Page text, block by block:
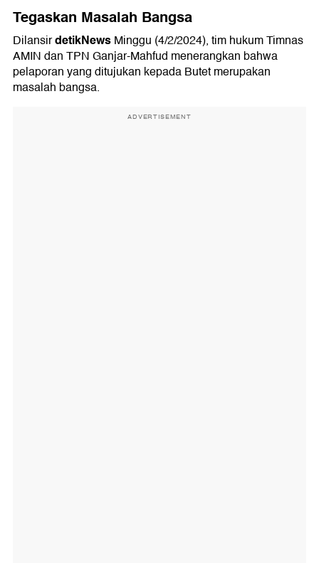
Tegaskan Masalah Bangsa
DilansirdetikNewsMinggu (4/2/2024), tim hukum Timnas
AMIN dan TPN Ganjar-Mahfud menerangkan bahwa
pelaporan yang ditujukan kepada Butet merupakan
masalah bangsa.
ADVERTISEMENT